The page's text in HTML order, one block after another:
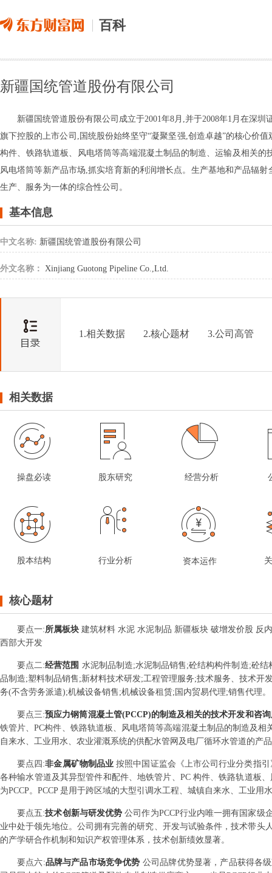
百科
新疆国统管道股份有限公司
新疆国统管道股份有限公司成立于2001年8月,并于2008年1月在深
旗下控股的上市公司,国统股份始终坚守“凝聚坚强,创造卓越”的核心价
构件、铁路轨道板、风电塔筒等高端混凝土制品的制造、运输及相关
风电塔筒等新产品市场,抓实培育新的利润增长点。生产基地和产品辐
生产、服务为一体的综合性公司。
基本信息
中文名称: 新疆国统管道股份有限公司
外文名称： Xinjiang Guotong Pipeline Co.,Ltd.
1.相关数据 2.核心题材 3.公司高管
相关数据
操盘必读 股东研究 经营分析
股本结构 行业分析 资本运作
核心题材
要点一:所属板块建筑材料 水泥 水泥制品 新疆板块 破增发价股 反
西部大开发
要点二:经营范围 水泥制品制造;水泥制品销售;砼结构构件制造;砼
品制造;塑料制品销售;新材料技术研发;工程管理服务;技术服务、技术
务(不含劳务派遣);机械设备销售;机械设备租赁;国内贸易代理;销售代理。
要点三:预应力钢筒混凝土管(PCCP)的制造及相关的技术开发和咨
铁管片、PC构件、铁路轨道板、风电塔筒等高端混凝土制品的制造及
自来水、工业用水、农业灌溉系统的供配水管网及电厂循环水管道的产
要点 四 :非金属矿物制品业按照中国证监会《上市公司行业分类指
各种输水管道及其异型管件和配件、地铁管片、PC 构件、铁路轨道板
为PCCP。PCCP 是用于跨区域的大型引调水工程、城镇自来水、工业
要点五:技术创新与研发优势公司作为PCCP行业内唯一拥有国家级
业中处于领先地位。公司拥有完善的研究、开发与试验条件，技术带
的产学研合作机制和知识产权管理体系，技术创新绩效显著。
要点六:品牌与产品市场竞争优势 公司品牌优势显著，产品获得各